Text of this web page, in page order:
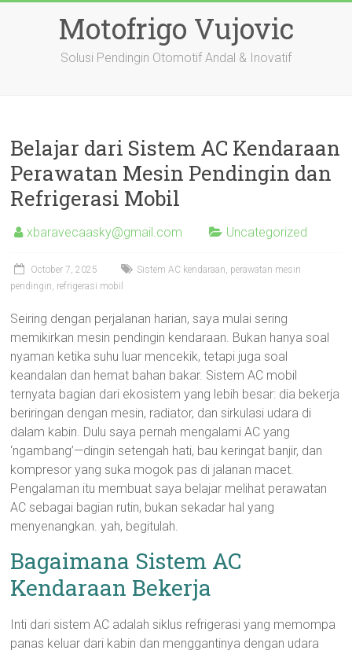
Motofrigo Vujovic
Solusi Pendingin Otomotif Andal & Inovatif
Belajar dari Sistem AC Kendaraan
Perawatan Mesin Pendingin dan
Refrigerasi Mobil
xbaravecaasky@gmail.com Uncategorized
October 7, 2025
Sistem AC kendaraan, perawatan mesin
pendingin, refrigerasi mobil
Seiring dengan perjalanan harian, saya mulai sering
memikirkan mesin pendingin kendaraan. Bukan hanya soal
nyaman ketika suhu luar mencekik, tetapi juga soal
keandalan dan hemat bahan bakar. Sistem AC mobil
ternyata bagian dari ekosistem yang lebih besar: dia bekerja
beriringan dengan mesin, radiator, dan sirkulasi udara di
dalam kabin. Dulu saya pernah mengalami AC yang
‘ngambang’—dingin setengah hati, bau keringat banjir, dan
kompresor yang suka mogok pas di jalanan macet.
Pengalaman itu membuat saya belajar melihat perawatan
AC sebagai bagian rutin, bukan sekadar hal yang
menyenangkan. yah, begitulah.
Bagaimana Sistem AC
Kendaraan Bekerja
Inti dari sistem AC adalah siklus refrigerasi yang memompa
panas keluar dari kabin dan menggantinya dengan udara